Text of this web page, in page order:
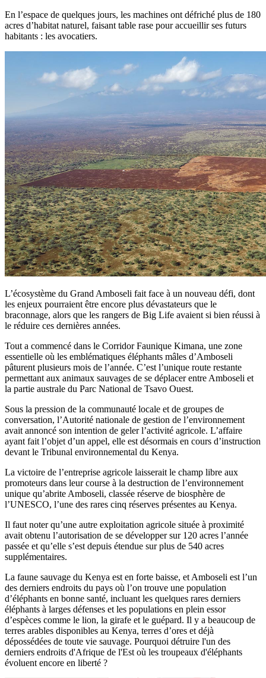
En l’espace de quelques jours, les machines ont défriché plus de 180
acres d’habitat naturel, faisant table rase pour accueillir ses futurs
habitants : les avocatiers.
L’écosystème du Grand Amboseli fait face à un nouveau défi, dont
les enjeux pourraient être encore plus dévastateurs que le
braconnage, alors que les rangers de Big Life avaient si bien réussi à
le réduire ces dernières années.
Tout a commencé dans le Corridor Faunique Kimana, une zone
essentielle où les emblématiques éléphants mâles d’Amboseli
pâturent plusieurs mois de l’année. C’est l’unique route restante
permettant aux animaux sauvages de se déplacer entre Amboseli et
la partie australe du Parc National de Tsavo Ouest.
Sous la pression de la communauté locale et de groupes de
conversation, l’Autorité nationale de gestion de l’environnement
avait annoncé son intention de geler l’activité agricole. L’affaire
ayant fait l’objet d’un appel, elle est désormais en cours d’instruction
devant le Tribunal environnemental du Kenya.
La victoire de l’entreprise agricole laisserait le champ libre aux
promoteurs dans leur course à la destruction de l’environnement
unique qu’abrite Amboseli, classée réserve de biosphère de
l’UNESCO, l’une des rares cinq réserves présentes au Kenya.
Il faut noter qu’une autre exploitation agricole située à proximité
avait obtenu l’autorisation de se développer sur 120 acres l’année
passée et qu’elle s’est depuis étendue sur plus de 540 acres
supplémentaires.
La faune sauvage du Kenya est en forte baisse, et Amboseli est l’un
des derniers endroits du pays où l’on trouve une population
d’éléphants en bonne santé, incluant les quelques rares derniers
éléphants à larges défenses et les populations en plein essor
d’espèces comme le lion, la girafe et le guépard. Il y a beaucoup de
terres arables disponibles au Kenya, terres d’ores et déjà
dépossédées de toute vie sauvage. Pourquoi détruire l'un des
derniers endroits d'Afrique de l'Est où les troupeaux d'éléphants
évoluent encore en liberté ?